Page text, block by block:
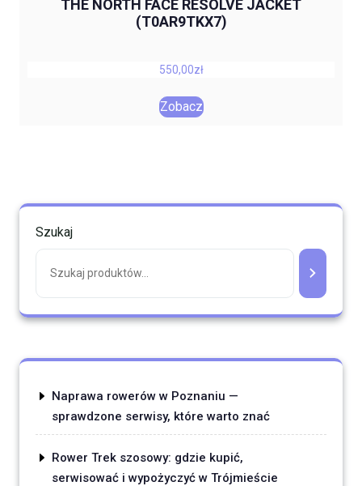
THE NORTH FACE RESOLVE JACKET
(T0AR9TKX7)
550,00zł
Zobacz
Szukaj
Naprawa rowerów w Poznaniu —
sprawdzone serwisy, które warto znać
Rower Trek szosowy: gdzie kupić,
serwisować i wypożyczyć w Trójmieście